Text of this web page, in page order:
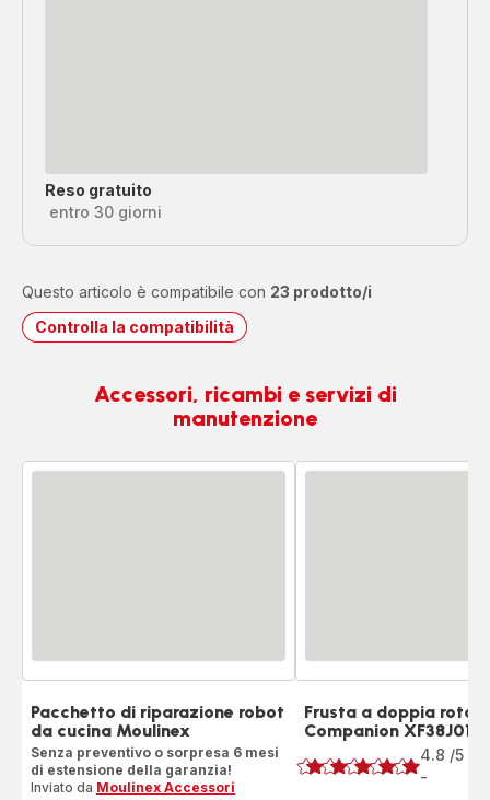
Reso gratuito
entro 30 giorni
Questo articolo è compatibile con 23 prodotto/i
Controlla la compatibilità
Accessori, ricambi e servizi di
manutenzione
Pacchetto di riparazione robot
da cucina Moulinex
Senza preventivo o sorpresa 6 mesi
di estensione della garanzia!
Inviato da Moulinex Accessori
Frusta a doppia
Companion XF38J010
Voto
4.8 /5
-